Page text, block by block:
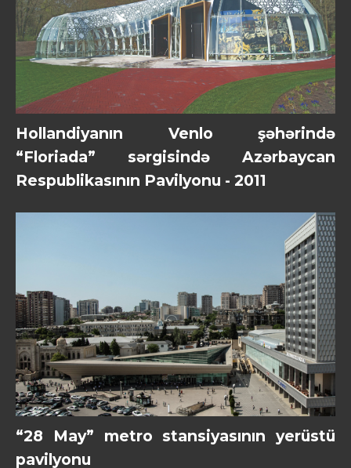
Hollandiyanın Venlo şəhərində
“Floriada” sərgisində Azərbaycan
Respublikasının Pavilyonu - 2011
“28 May” metro stansiyasının yerüstü
pavilyonu